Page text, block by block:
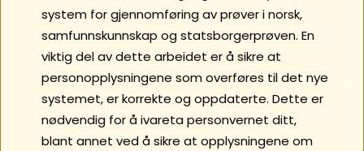
system for gjennomføring av prøver i norsk,
samfunnskunnskap og statsborgerprøven. En
viktig del av dette arbeidet er å sikre at
personopplysningene som overføres til det nye
systemet, er korrekte og oppdaterte. Dette er
nødvendig for å ivareta personvernet ditt,
blant annet ved å sikre at opplysningene om